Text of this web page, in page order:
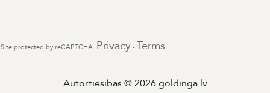
Site protected by reCAPTCHA. Privacy - Terms
Autortiesības © 2026 goldinga.lv